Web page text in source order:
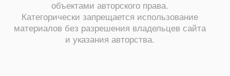
объектами авторского права.
Категорически запрещается использование
материалов без разрешения владельцев сайта
и указания авторства.